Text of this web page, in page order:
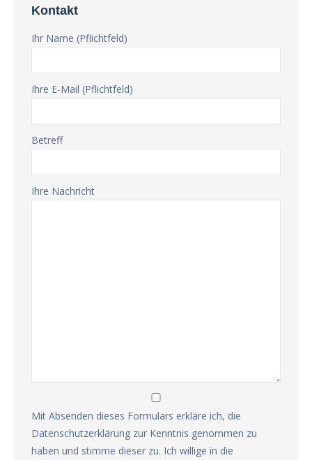
Kontakt
Ihr Name (Pflichtfeld)
Ihre E-Mail (Pflichtfeld)
Betreff
Ihre Nachricht
Mit Absenden dieses Formulars erkläre ich, die
Datenschutzerklärung zur Kenntnis genommen zu
haben und stimme dieser zu. Ich willige in die